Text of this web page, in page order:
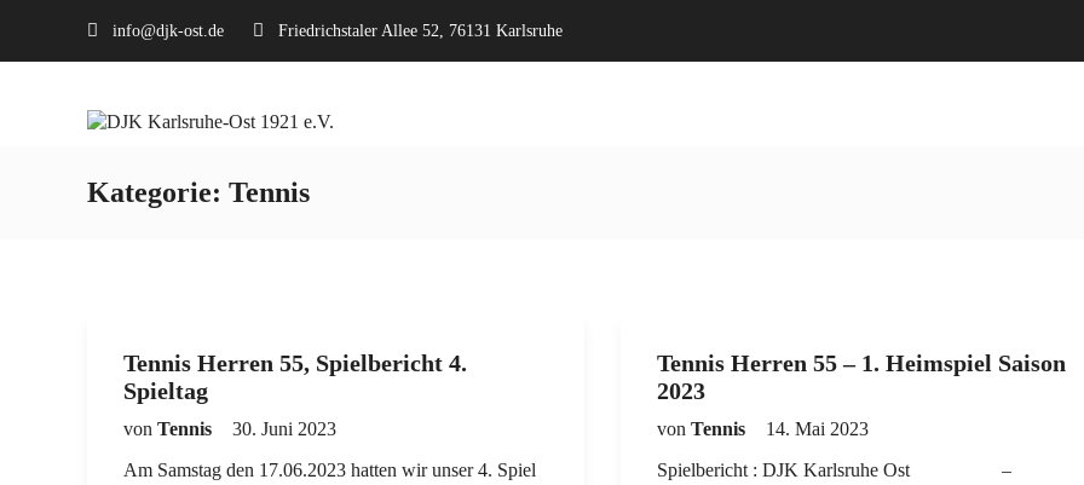
info@djk-ost.de Friedrichstaler Allee 52, 76131 Karlsruhe
Kategorie: Tennis
Tennis Herren 55, Spielbericht 4.
Spieltag
von Tennis
30. Juni 2023
Am Samstag den 17.06.2023 hatten wir unser 4. Spiel
Tennis Herren 55 – 1. Heimspiel Saison
2023
von Tennis
14. Mai 2023
Spielbericht : DJK Karlsruhe Ost –